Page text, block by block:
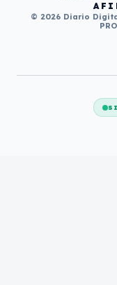
© 2026 Diario